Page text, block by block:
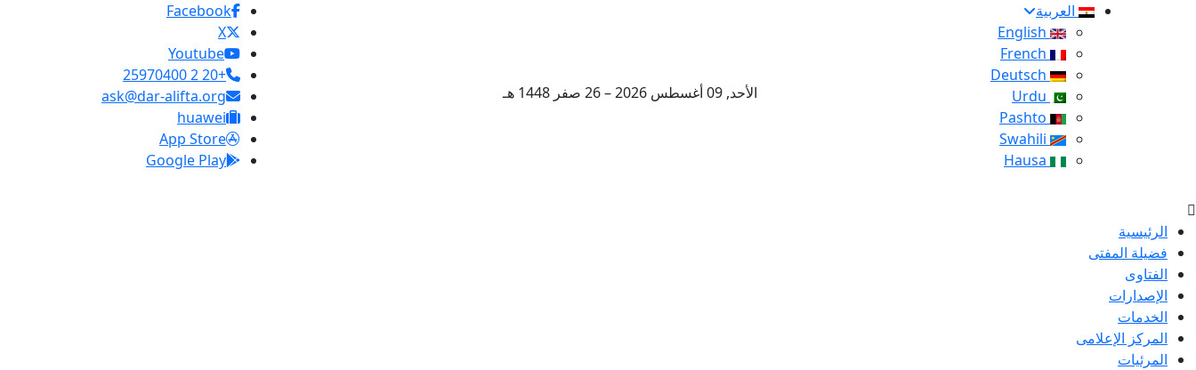
العربية
الأحد, 09 أغسطس 2026 – 26 صفر 1448 هـ
Facebook
X
Youtube
+20 2 25970400
ask@dar-alifta.org
huawei
App Store
Google Play
الرئيسية
فضيلة المفتى
الفتاوى
الإصدارات
الخدمات
المركز الإعلامى
المرئيات